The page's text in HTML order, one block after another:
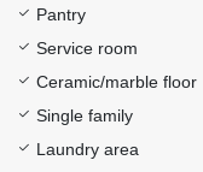
Pantry
Service room
Ceramic/marble floor
Single family
Laundry area